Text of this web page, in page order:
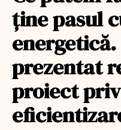
ține pasul
energetică.
prezentat
proiect